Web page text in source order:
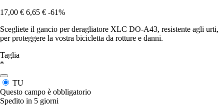
17,00 € 6,65 € -61%
Scegliete il gancio per deragliatore XLC DO-A43, resistente agli urti,
per proteggere la vostra bicicletta da rotture e danni.
Taglia
*
TU
Questo campo è obbligatorio
Spedito in 5 giorni